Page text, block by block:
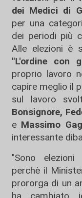
dei Medici di
per una
dei periodi più
Alle elezioni è
"L'ordine con
proprio lavoro
capire meglio il
sul lavoro
Bonsignore,
e Massimo
interessante
"Sono
perchè il
prororga di un